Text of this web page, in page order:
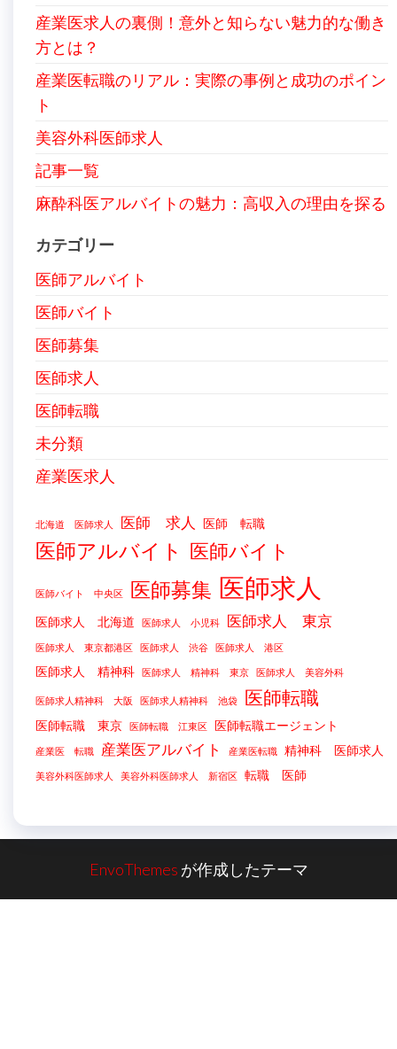
産業医求人の裏側！意外と知らない魅力的な働き
方とは？
産業医転職のリアル：実際の事例と成功のポイン
ト
美容外科医師求人
記事一覧
麻酔科医アルバイトの魅力：高収入の理由を探る
カテゴリー
医師アルバイト
医師バイト
医師募集
医師求人
医師転職
未分類
産業医求人
北海道 医師求人 医師 求人 医師 転職
医師アルバイト 医師バイト
医師バイト 中央区 医師募集 医師求人
医師求人 北海道 医師求人 小児科 医師求人 東京
医師求人 東京都港区 医師求人 渋谷 医師求人 港区
医師求人 精神科 医師求人 精神科 東京 医師求人 美容外科
医師求人精神科 大阪 医師求人精神科 池袋 医師転職
医師転職 東京 医師転職 江東区 医師転職エージェント
産業医 転職 産業医アルバイト 産業医転職 精神科 医師求人
美容外科医師求人 美容外科医師求人 新宿区 転職 医師
EnvoThemes が作成したテーマ